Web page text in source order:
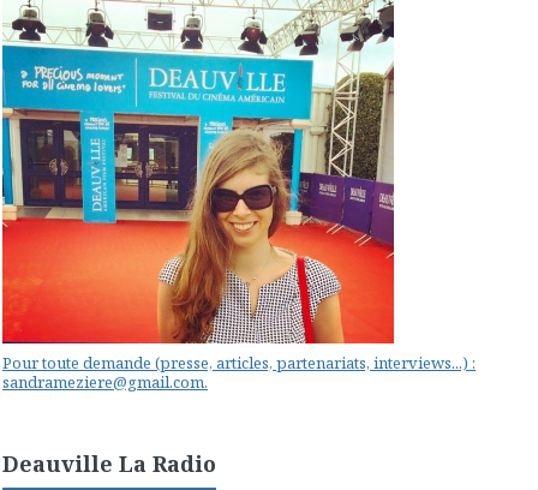
Pour toute demande (presse, articles, partenariats, interviews...) :
sandrameziere@gmail.com.
Deauville La Radio